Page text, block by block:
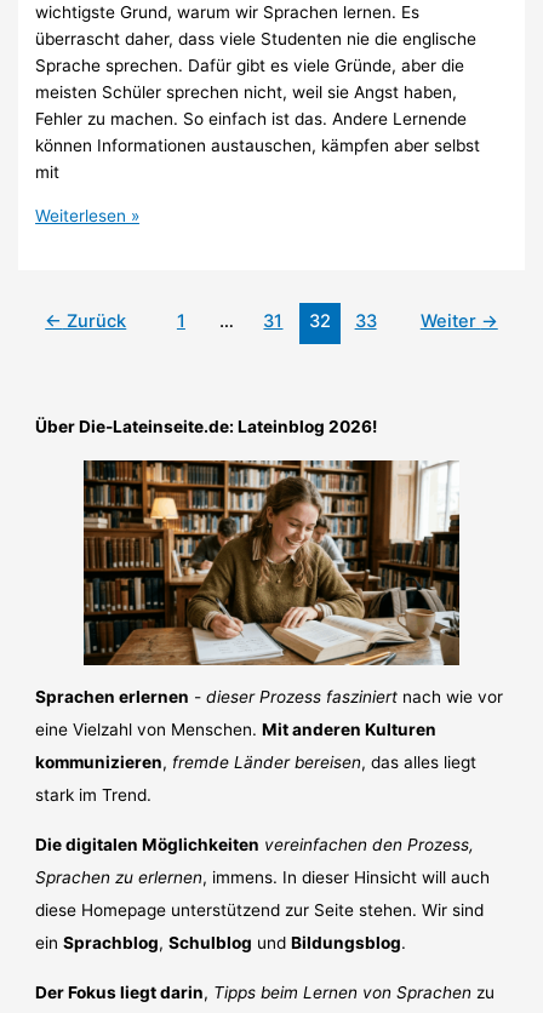
wichtigste Grund, warum wir Sprachen lernen. Es
überrascht daher, dass viele Studenten nie die englische
Sprache sprechen. Dafür gibt es viele Gründe, aber die
meisten Schüler sprechen nicht, weil sie Angst haben,
Fehler zu machen. So einfach ist das. Andere Lernende
können Informationen austauschen, kämpfen aber selbst
mit
Englisch
Tricks
Weiterlesen »
← Zurück 1 … 31 32 33 Weiter →
Über Die-Lateinseite.de: Lateinblog 2026!
Sprachen erlernen -dieser Prozess fasziniert nach wie vor
eine Vielzahl von Menschen.Mit anderen Kulturen
kommunizieren, fremde Länder bereisen, das alles liegt
stark im Trend.
Die digitalen Möglichkeiten vereinfachen den Prozess,
Sprachen zu erlernen, immens. In dieser Hinsicht will auch
diese Homepage unterstützend zur Seite stehen. Wir sind
einSprachblog,Schulblog undBildungsblog.
Der Fokus liegt darin, Tipps beim Lernen von Sprachen zu